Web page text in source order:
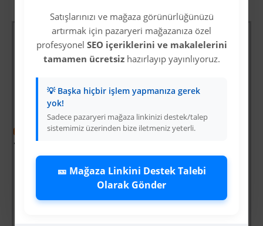
Satışlarınızı ve mağaza görünürlüğünüzü
artırmak için pazaryeri mağazanıza özel
profesyonel SEO içeriklerini ve makalelerini
tamamen ücretsizhazırlayıp yayınlıyoruz.
💡 Başka hiçbir işlem yapmanıza gerek
yok!
Sadece pazaryeri mağaza linkinizi destek/talep
sistemimiz üzerinden bize iletmeniz yeterli.
🎫 Mağaza Linkini Destek Talebi
Olarak Gönder
Üye Olunuz -64 %
Fırtına Yaklaşırken
Üyelere Özel Fiyat